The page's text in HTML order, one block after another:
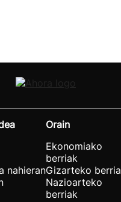
nahieran
Orain
Ekonomiako
berriak
Gizarteko
Nazioarteko
berriak